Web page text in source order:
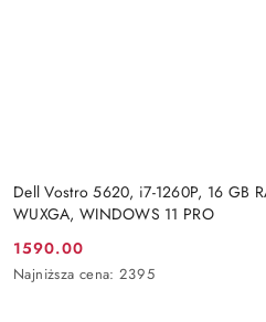
Dell Vostro 5620, i7-1260P, 16 GB
WUXGA, WINDOWS 11 PRO
Cena
promocyjna:
1590.00
Najniższa
Najniższa cena: 2395